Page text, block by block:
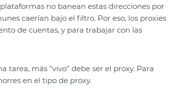
no banean estas direcciones por
caerían bajo el filtro. Por eso, los proxies
de cuentas, y para trabajar con las
tarea, más "vivo" debe ser el proxy. Para
en el tipo de proxy.